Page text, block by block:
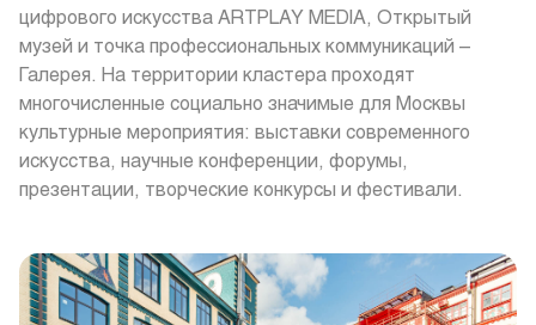
цифрового искусства ARTPLAY MEDIA, Открытый
музей и точка профессиональных коммуникаций –
Галерея. На территории кластера проходят
многочисленные социально значимые для Москвы
культурные мероприятия: выставки современного
искусства, научные конференции, форумы,
презентации, творческие конкурсы и фестивали.